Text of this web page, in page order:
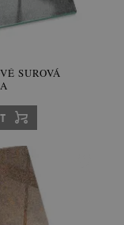
SUROVÁ